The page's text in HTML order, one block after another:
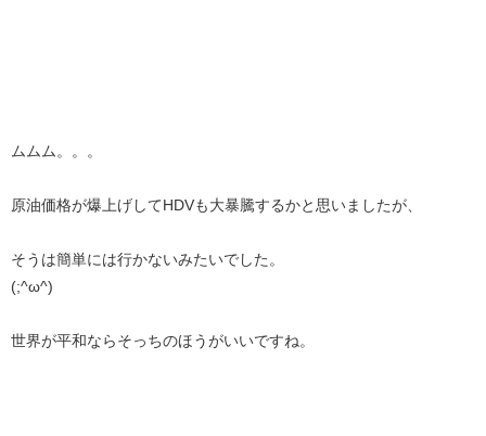
ムムム。。。
原油価格が爆上げしてHDVも大暴騰するかと思いましたが、
そうは簡単には行かないみたいでした。
(;^ω^)
世界が平和ならそっちのほうがいいですね。